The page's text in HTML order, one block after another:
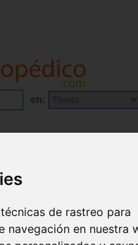
de rastreo para
navegación en nuestra
en: